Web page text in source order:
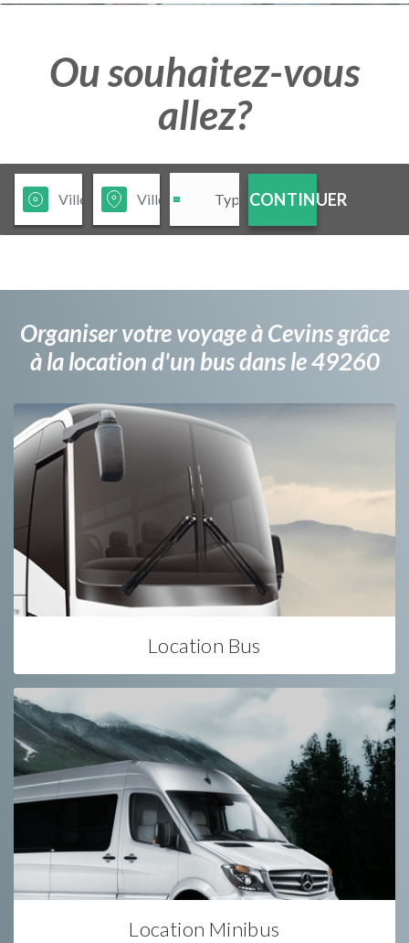
Ou souhaitez-vous
allez?
CONTINUER
Organiser votre voyage à Cevins grâce
à la location d'un bus dans le 49260
Location Bus
Location Minibus